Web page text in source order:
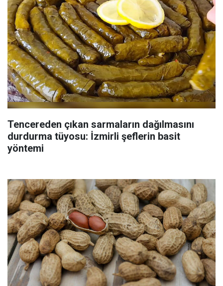
Tencereden çıkan sarmaların dağılmasını
durdurma tüyosu: İzmirli şeflerin basit
yöntemi